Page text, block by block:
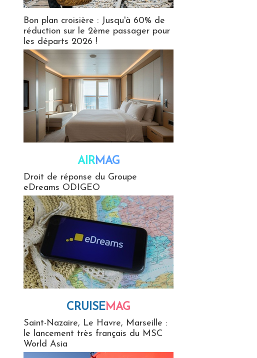
Bon plan croisière : Jusqu'à 60% de
réduction sur le 2ème passager pour
les départs 2026 !
AIRMAG
Droit de réponse du Groupe
eDreams ODIGEO
CRUISEMAG
Saint-Nazaire, Le Havre, Marseille :
le lancement très français du MSC
World Asia